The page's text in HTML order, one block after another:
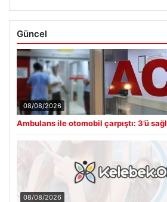
Güncel
08/08/2026
Ambulans ile otomobil çarpıştı: 3’ü
08/08/2026